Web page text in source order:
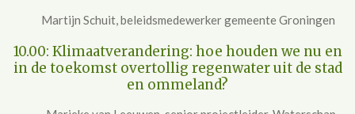
Martijn Schuit, beleidsmedewerker gemeente Groningen
10.00: Klimaatverandering: hoe houden we nu en
in de toekomst overtollig regenwater uit de stad
en ommeland?